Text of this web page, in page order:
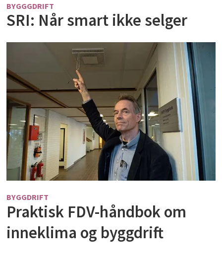
BYGGGDRIFT
SRI: Når smart ikke selger
BYGGDRIFT
Praktisk FDV-håndbok om
inneklima og byggdrift